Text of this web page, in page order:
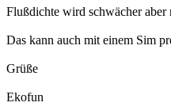
Flußdichte wird schwächer
Das kann auch mit einem Sim
Grüße
Ekofun